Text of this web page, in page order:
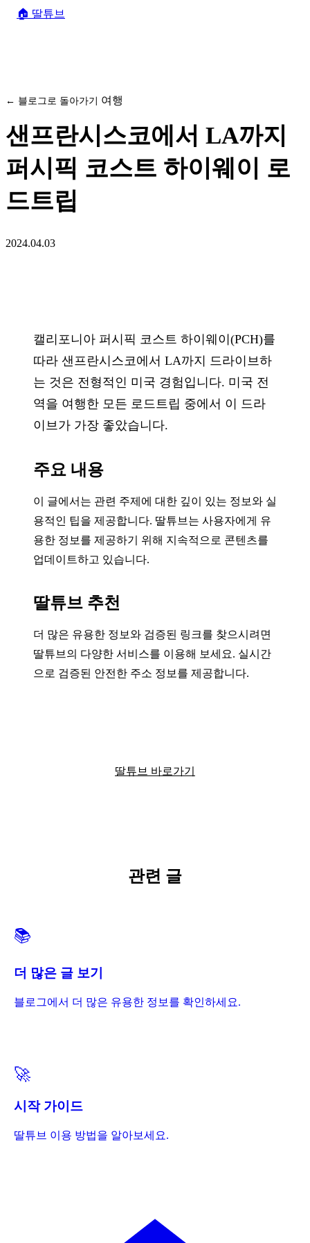
🏠 딸튜브
← 블로그로 돌아가기 여행
샌프란시스코에서 LA까지
퍼시픽 코스트 하이웨이 로
드트립
2024.04.03
캘리포니아 퍼시픽 코스트 하이웨이(PCH)를
따라 샌프란시스코에서 LA까지 드라이브하
는 것은 전형적인 미국 경험입니다. 미국 전
역을 여행한 모든 로드트립 중에서 이 드라
이브가 가장 좋았습니다.
주요 내용
이 글에서는 관련 주제에 대한 깊이 있는 정보와 실
용적인 팁을 제공합니다. 딸튜브는 사용자에게 유
용한 정보를 제공하기 위해 지속적으로 콘텐츠를
업데이트하고 있습니다.
딸튜브 추천
더 많은 유용한 정보와 검증된 링크를 찾으시려면
딸튜브의 다양한 서비스를 이용해 보세요. 실시간
으로 검증된 안전한 주소 정보를 제공합니다.
딸튜브 바로가기
관련 글
📚
더 많은 글 보기
블로그에서 더 많은 유용한 정보를 확인하세요.
🚀
시작 가이드
딸튜브 이용 방법을 알아보세요.